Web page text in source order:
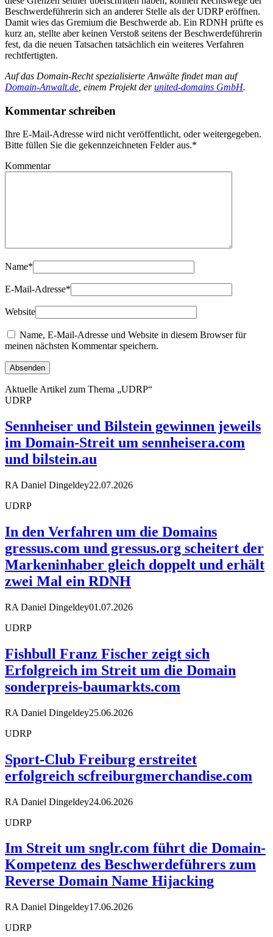
Beschwerdeführerin sich an anderer Stelle als der UDRP eröffnen.
Damit wies das Gremium die Beschwerde ab. Ein RDNH prüfte es
kurz an, stellte aber keinen Verstoß seitens der Beschwerdeführerin
fest, da die neuen Tatsachen tatsächlich ein weiteres Verfahren
rechtfertigten.
Auf das Domain-Recht spezialisierte Anwälte findet man auf
Domain-Anwalt.de , einem Projekt derunited-domains GmbH.
Kommentar schreiben
Ihre E-Mail-Adresse wird nicht veröffentlicht, oder weitergegeben.
Bitte füllen Sie die gekennzeichneten Felder aus.*
Kommentar
Name*
E-Mail-Adresse*
Website
Name, E-Mail-Adresse und Website in diesem Browser für
meinen nächsten Kommentar speichern.
Aktuelle Artikel zum Thema „UDRP“
UDRP
Sennheiser und Bilstein gewinnen jeweils
im Domain-Streit um sennheisera.com
und bilstein.au
RA Daniel Dingeldey22.07.2026
UDRP
In den Verfahren um die Domains
gressus.com und gressus.org scheitert der
Markeninhaber gleich doppelt und erhält
zwei Mal ein RDNH
RA Daniel Dingeldey01.07.2026
UDRP
Fishbull Franz Fischer zeigt sich
Erfolgreich im Streit um die Domain
sonderpreis-baumarkts.com
RA Daniel Dingeldey25.06.2026
UDRP
Sport-Club Freiburg erstreitet
erfolgreich scfreiburgmerchandise.com
RA Daniel Dingeldey24.06.2026
UDRP
Im Streit um snglr.com führt die Domain-
Kompetenz des Beschwerdeführers zum
Reverse Domain Name Hijacking
RA Daniel Dingeldey17.06.2026
UDRP